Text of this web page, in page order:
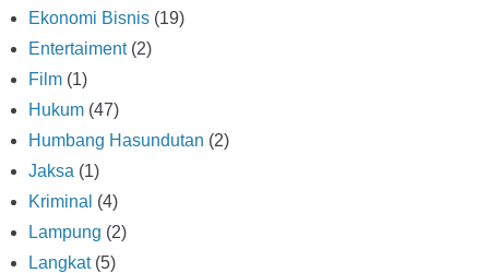
Ekonomi Bisnis (19)
Entertaiment(2)
Film (1)
Hukum (47)
Humbang Hasundutan (2)
Jaksa (1)
Kriminal (4)
Lampung (2)
Langkat(5)